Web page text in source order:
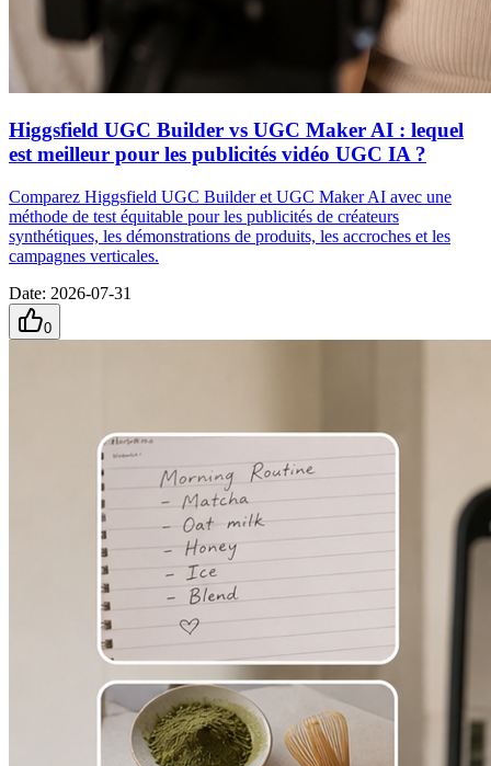
Higgsfield UGC Builder vs UGC Maker AI : lequel
est meilleur pour les publicités vidéo UGC IA ?
Comparez Higgsfield UGC Builder et UGC Maker AI avec une
méthode de test équitable pour les publicités de créateurs
synthétiques, les démonstrations de produits, les accroches et les
campagnes verticales.
Date: 2026-07-31
0